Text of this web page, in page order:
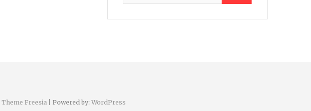
Theme Freesia| Powered by: WordPress